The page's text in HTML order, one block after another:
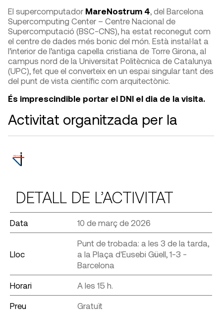
El supercomputador MareNostrum 4 , del Barcelona
Supercomputing Center – Centre Nacional de
Supercomputació (BSC-CNS), ha estat reconegut com
el centre de dades més bonic del món. Està instal·lat a
l’interior de l’antiga capella cristiana de Torre Girona, al
campus nord de la Universitat Politècnica de Catalunya
(UPC), fet que el converteix en un espai singular tant des
del punt de vista científic com arquitectònic.
És imprescindible portar el DNI el dia de la visita.
Activitat organitzada per la
DETALL DE L’ACTIVITAT
Data 10 de març de 2026
Lloc
Punt de trobada: a les 3 de la tarda,
a la Plaça d'Eusebi Güell, 1-3 -
Barcelona
Horari A les 15 h.
Preu Gratuït